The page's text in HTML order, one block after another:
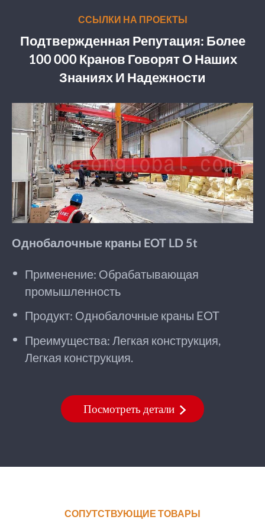
ССЫЛКИ НА ПРОЕКТЫ
Подтвержденная Репутация: Более
100 000 Кранов Говорят О Наших
Знаниях И Надежности
Однобалочные краны EOT LD 5t
Применение: Обрабатывающая
промышленность
Продукт: Однобалочные краны EOT
Преимущества: Легкая конструкция,
Легкая конструкция.
Посмотреть детали
СОПУТСТВУЮЩИЕ ТОВАРЫ